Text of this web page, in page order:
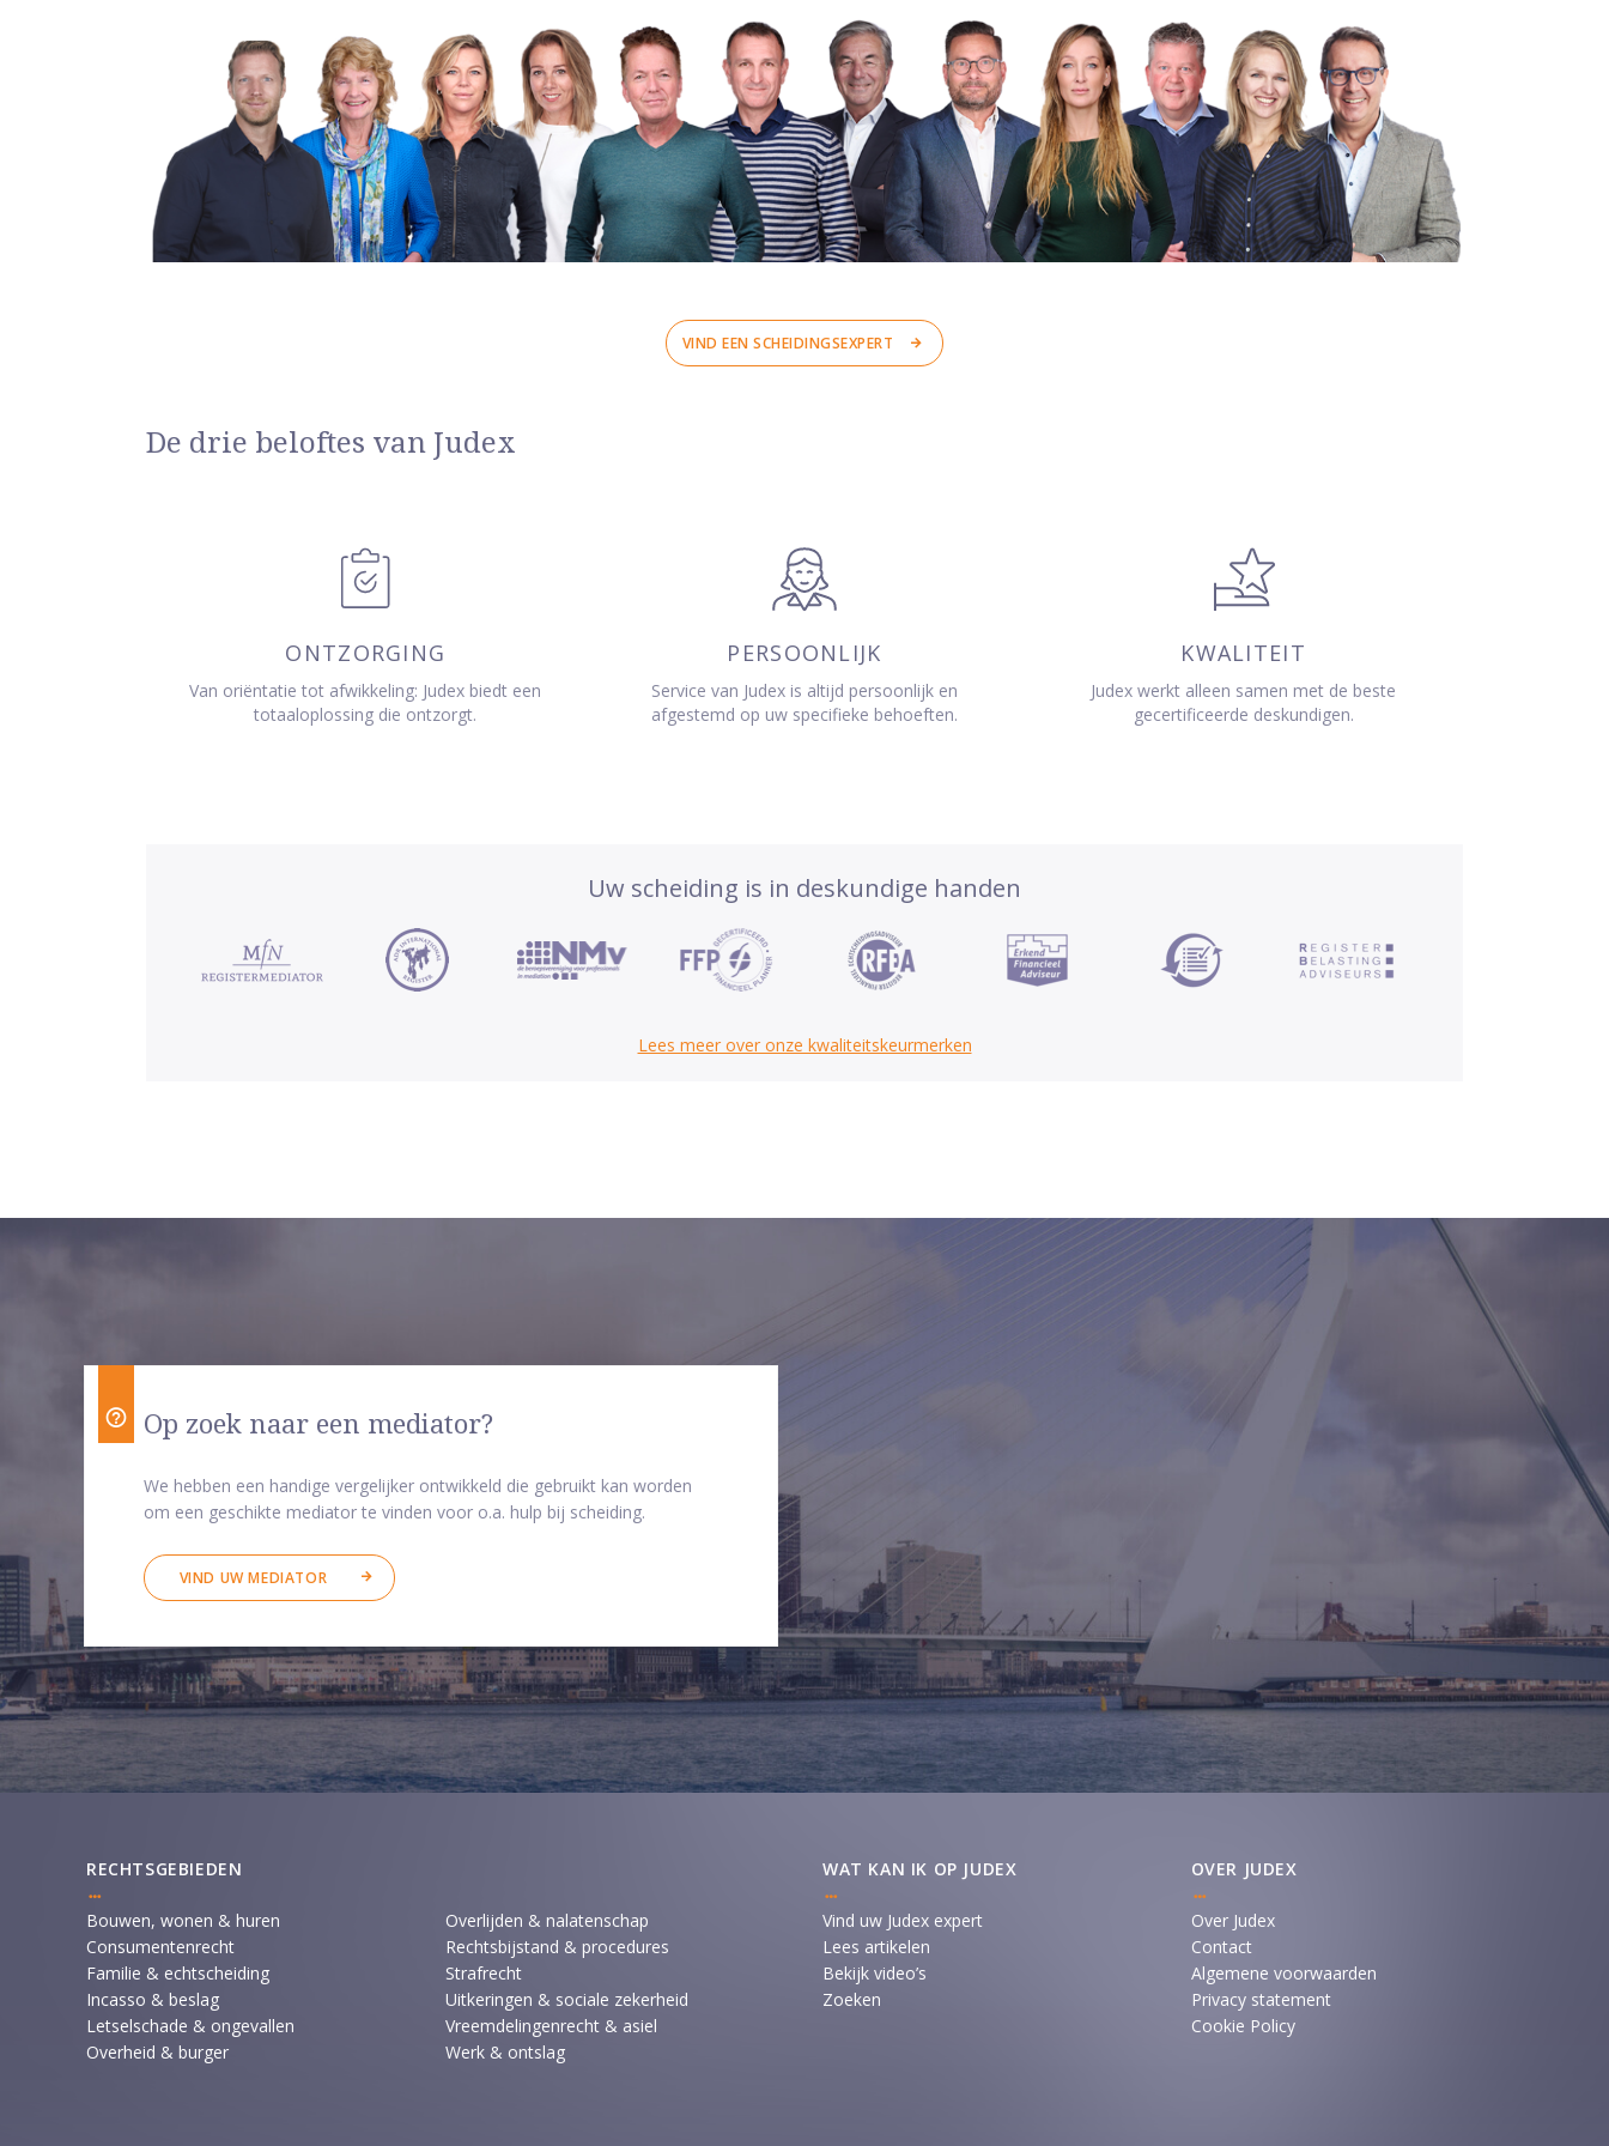
VIND EEN SCHEIDINGSEXPERT
De drie beloftes van Judex
ONTZORGING
Van oriëntatie tot afwikkeling: Judex biedt een
totaaloplossing die ontzorgt.
PERSOONLIJK
Service van Judex is altijd persoonlijk en
afgestemd op uw specifieke behoeften.
KWALITEIT
Judex werkt alleen samen met de beste
gecertificeerde deskundigen.
Uw scheiding is in deskundige handen
Lees meer over onze kwaliteitskeurmerken
Op zoek naar een mediator?
We hebben een handige vergelijker ontwikkeld die gebruikt kan worden
om een geschikte mediator te vinden voor o.a. hulp bij scheiding.
VIND UW MEDIATOR
RECHTSGEBIEDEN
Bouwen, wonen & huren
Consumentenrecht
Familie & echtscheiding
Incasso & beslag
Letselschade & ongevallen
Overheid & burger
Overlijden & nalatenschap
Rechtsbijstand & procedures
Strafrecht
Uitkeringen & sociale zekerheid
Vreemdelingenrecht & asiel
Werk & ontslag
WAT KAN IK OP JUDEX
Vind uw Judex expert
Lees artikelen
Bekijk video’s
Zoeken
OVER JUDEX
Over Judex
Contact
Algemene voorwaarden
Privacy statement
Cookie Policy